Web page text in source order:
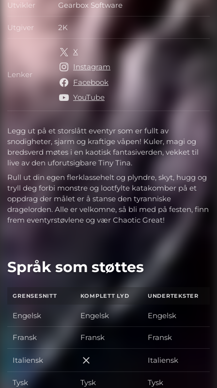
Legg ut på et storslått eventyr som er fullt av
snodigheter, sjarm og kraftige våpen! Kuler, magi og
bredsverd møtes i en kaotisk fantasiverden, vekket til
live av den uforutsigbare Tiny Tina.
Rull ut din egen flerklassehelt og plyndre, skyt, hugg og
tryll deg forbi monstre og lootfylte katakomber på et
oppdrag der målet er å stanse den tyranniske
dragelorden. Alle er velkomne, så bli med på festen, finn
frem eventyrstøvlene og vær Chaotic Great!
Utvikler Utvikler
Gearbox Software
Utgiver Utgiver
2K
Lenker Lenker
X
Instagram
Facebook
YouTube
Språk som støttes
GRENSESNITT KOMPLETT LYD UNDERTEKSTER
Engelsk Engelsk Engelsk
Fransk Fransk Fransk
Italiensk Italiensk Italiensk
Tysk Tysk Tysk